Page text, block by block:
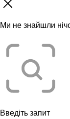
Ми не знайшли
Введіть запит